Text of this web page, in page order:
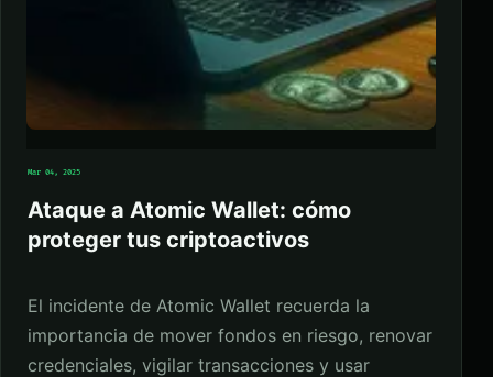
Mar 04, 2025
Ataque a Atomic Wallet: cómo
proteger tus criptoactivos
El incidente de Atomic Wallet recuerda la
importancia de mover fondos en riesgo, renovar
credenciales, vigilar transacciones y usar